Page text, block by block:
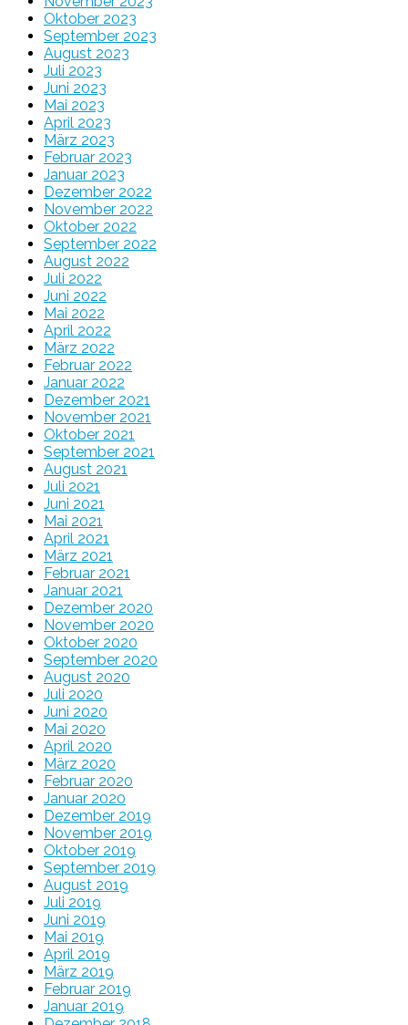
Oktober 2023
September 2023
August 2023
Juli 2023
Juni 2023
Mai 2023
April 2023
März 2023
Februar 2023
Januar 2023
Dezember 2022
November 2022
Oktober 2022
September 2022
August 2022
Juli 2022
Juni 2022
Mai 2022
April 2022
März 2022
Februar 2022
Januar 2022
Dezember 2021
November 2021
Oktober 2021
September 2021
August 2021
Juli 2021
Juni 2021
Mai 2021
April 2021
März 2021
Februar 2021
Januar 2021
Dezember 2020
November 2020
Oktober 2020
September 2020
August 2020
Juli 2020
Juni 2020
Mai 2020
April 2020
März 2020
Februar 2020
Januar 2020
Dezember 2019
November 2019
Oktober 2019
September 2019
August 2019
Juli 2019
Juni 2019
Mai 2019
April 2019
März 2019
Februar 2019
Januar 2019